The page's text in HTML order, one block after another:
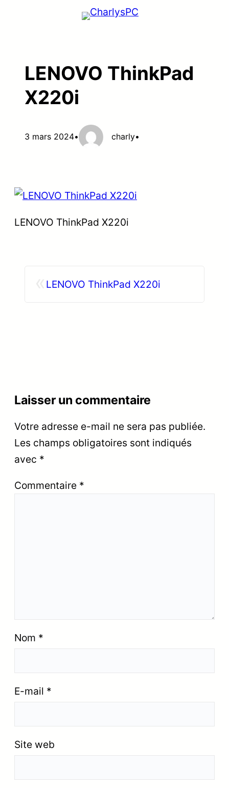
LENOVO ThinkPad
X220i
3 mars 2024• charly•
LENOVO ThinkPad X220i
LENOVO ThinkPad X220i
Laisser un commentaire
Votre adresse e-mail ne sera pas publiée.
Les champs obligatoires sont indiqués
avec *
Commentaire *
Nom *
E-mail *
Site web